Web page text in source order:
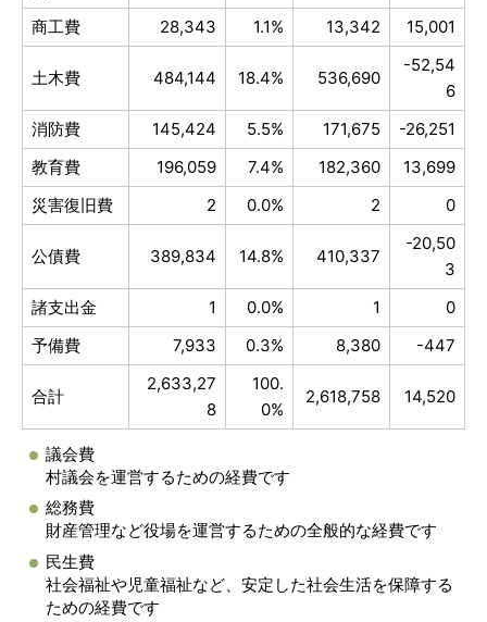
商工費
28,343 1.1% 13,342 15,001
土木費 484,144 18.4% 536,690
-52,54
6
消防費
145,424 5.5% 171,675
-26,251
教育費
196,059 7.4% 182,360
13,699
災害復旧費
2 0.0% 2 0
公債費 389,834 14.8% 410,337
-20,50
3
諸支出金
1 0.0% 1
0
予備費
7,933 0.3% 8,380 -447
合計
2,633,27
8
100.
0%
2,618,758 14,520
議会費
村議会を運営するための経費です
総務費
財産管理など役場を運営するための全般的な経費です
民生費
社会福祉や児童福祉など、安定した社会生活を保障する
ための経費です